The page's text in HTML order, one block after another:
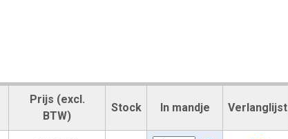
Prijs (excl.
BTW)
Stock In mandje Verlanglijst